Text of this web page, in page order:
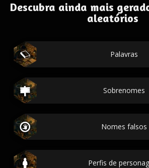
Descubra ainda mais
aleatórios
Palavras
Sobrenomes
Nomes falsos
Perfis de